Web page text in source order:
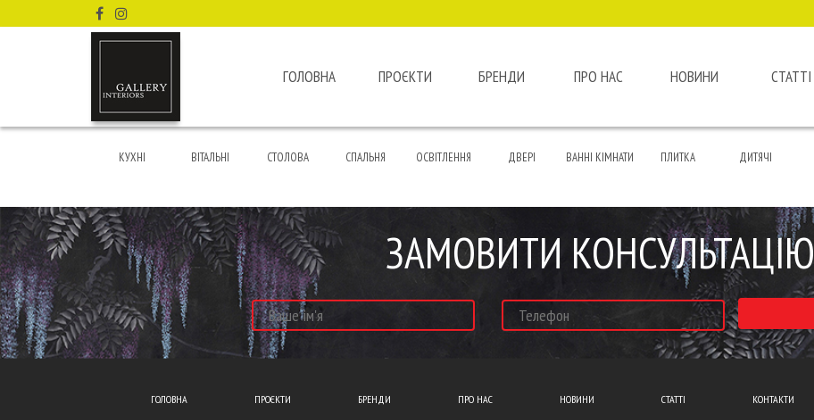
ГОЛОВНА ПРОЄКТИ БРЕНДИ ПРО НАС НОВИНИ СТАТТІ
КУХНІ ВІТАЛЬНІ СТОЛОВА СПАЛЬНЯ ОСВІТЛЕННЯ ДВЕРІ ВАННІ КІМНАТИ ПЛИТКА ДИТЯЧІ
ЗАМОВИТИ КОНСУЛЬТАЦІЮ
ГОЛОВНА ПРОЄКТИ БРЕНДИ ПРО НАС НОВИНИ СТАТТІ КОНТАКТИ